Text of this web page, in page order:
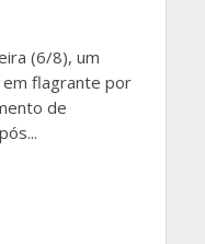
(6/8), um
flagrante por
de